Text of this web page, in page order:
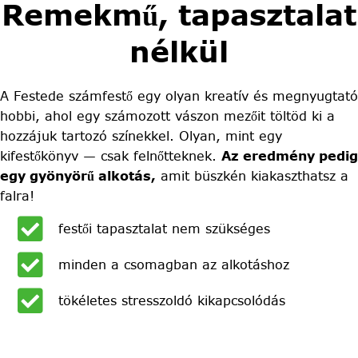
Remekmű, tapasztalat
nélkül
A Festede számfestő egy olyan kreatív és megnyugtató
hobbi, ahol egy számozott vászon mezőit töltöd ki a
hozzájuk tartozó színekkel. Olyan, mint egy
kifestőkönyv — csak felnőtteknek. Az eredmény pedig
egy gyönyörű alkotás, amit büszkén kiakaszthatsz a
falra!
festői tapasztalat nem szükséges
minden a csomagban az alkotáshoz
tökéletes stresszoldó kikapcsolódás